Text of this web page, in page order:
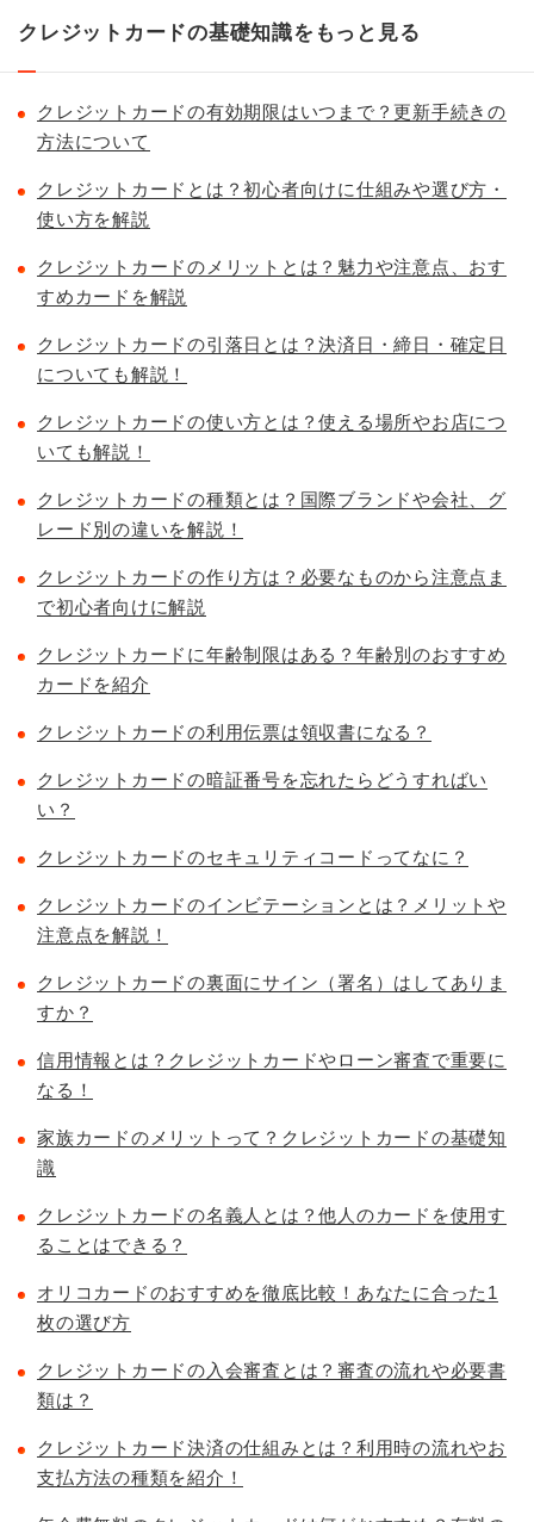
クレジットカードの基礎知識をもっと見る
クレジットカードの有効期限はいつまで？更新手続きの
方法について
クレジットカードとは？初心者向けに仕組みや選び方・
使い方を解説
クレジットカードのメリットとは？魅力や注意点、おす
すめカードを解説
クレジットカードの引落日とは？決済日・締日・確定日
についても解説！
クレジットカードの使い方とは？使える場所やお店につ
いても解説！
クレジットカードの種類とは？国際ブランドや会社、グ
レード別の違いを解説！
クレジットカードの作り方は？必要なものから注意点ま
で初心者向けに解説
クレジットカードに年齢制限はある？年齢別のおすすめ
カードを紹介
クレジットカードの利用伝票は領収書になる？
クレジットカードの暗証番号を忘れたらどうすればい
い？
クレジットカードのセキュリティコードってなに？
クレジットカードのインビテーションとは？メリットや
注意点を解説！
クレジットカードの裏面にサイン（署名）はしてありま
すか？
信用情報とは？クレジットカードやローン審査で重要に
なる！
家族カードのメリットって？クレジットカードの基礎知
識
クレジットカードの名義人とは？他人のカードを使用す
ることはできる？
オリコカードのおすすめを徹底比較！あなたに合った1
枚の選び方
クレジットカードの入会審査とは？審査の流れや必要書
類は？
クレジットカード決済の仕組みとは？利用時の流れやお
支払方法の種類を紹介！